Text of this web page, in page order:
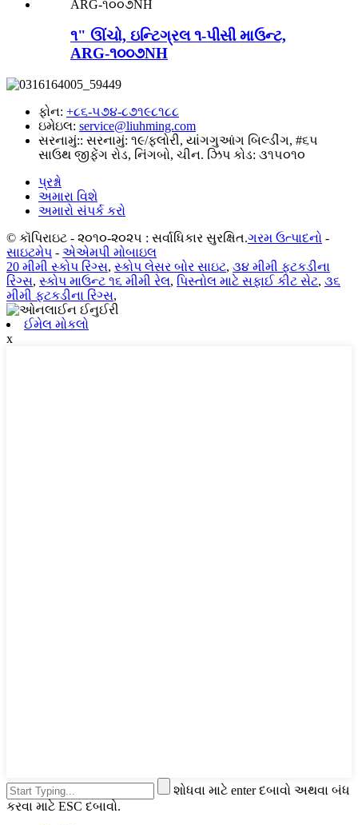
૧" ઊંચો, ઇન્ટિગ્રલ ૧-પીસી માઉન્ટ,
ARG-૧૦૦૭NH
ફોન: +૮૬-૫૭૪-૮૭૧૯૮૧૮૮
ઇમેઇલ: service@liuhming.com
સરનામું:: સરનામું: ૧૯/ફ્લોરી, યાંગગુઆંગ બિલ્ડીંગ, #૬૫
સાઉથ જીફેંગ રોડ, નિંગબો, ચીન. ઝિપ કોડ: ૩૧૫૦૧૦
પ્રશ્નો
અમારા વિશે
અમારો સંપર્ક કરો
© કૉપિરાઇટ - ૨૦૧૦-૨૦૨૫ : સર્વાધિકાર સુરક્ષિત.ગરમ ઉત્પાદનો -
સાઇટમેપ - એએમપી મોબાઇલ
20 મીમી સ્કોપ રિંગ્સ, સ્કોપ લેસર બોર સાઇટ, ૩૪ મીમી ફટકડીના
રિંગ્સ, સ્કોપ માઉન્ટ ૧૬ મીમી રેલ, પિસ્તોલ માટે સફાઈ કીટ સેટ, ૩૬
મીમી ફટકડીના રિંગ્સ,
ઈમેલ મોકલો
x
શોધવા માટે enter દબાવો અથવા બંધ
કરવા માટે ESC દબાવો.